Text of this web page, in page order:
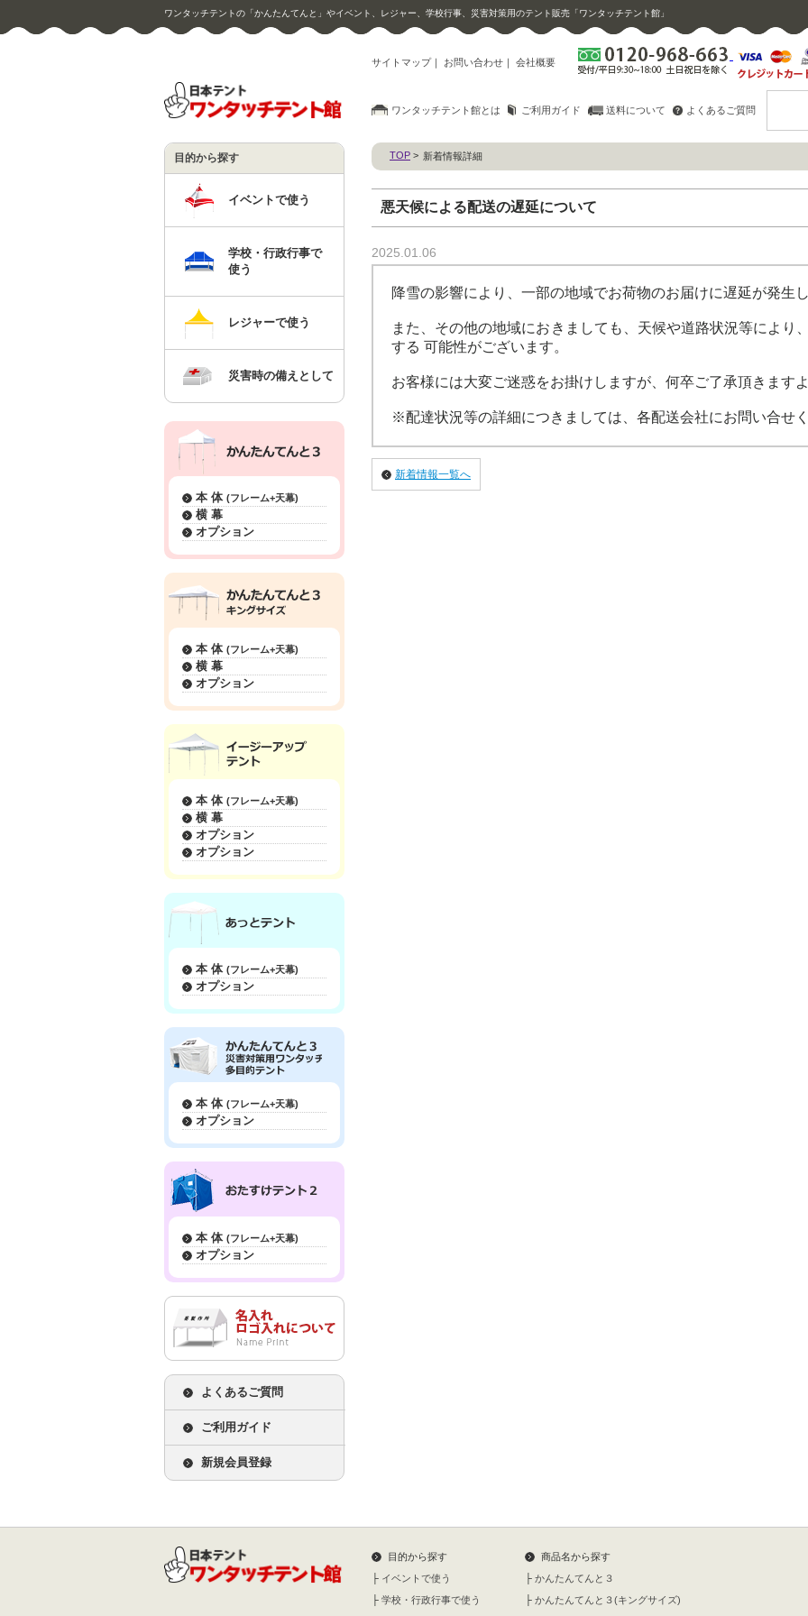
ワンタッチテントの「かんたんてんと」やイベント、レジャー、学校行事、災害対策用のテント販売「ワンタッチテント館」
サイトマップ｜ お問い合わせ ｜ 会社概要
ワンタッチテント館とは ご利用ガイド 送料について よくあるご質問
目的から探す
イベントで使う
学校・行政行事で
使う
レジャーで使う
災害時の備えとして
本 体 (フレーム+天幕)
横 幕
オプション
本 体 (フレーム+天幕)
横 幕
オプション
本 体 (フレーム+天幕)
横 幕
オプション
オプション
本 体 (フレーム+天幕)
オプション
本 体 (フレーム+天幕)
オプション
本 体 (フレーム+天幕)
オプション
よくあるご質問
ご利用ガイド
新規会員登録
TOP > 新着情報詳細
悪天候による配送の遅延について
2025.01.06
降雪の影響により、一部の地域でお荷物のお届けに遅延が発生
また、その他の地域におきましても、天候や道路状況等により
する 可能性がございます。
お客様には大変ご迷惑をお掛けしますが、何卒ご了承頂きます
※配達状況等の詳細につきましては、各配送会社にお問い合せく
新着情報一覧へ
目的から探す
├ イベントで使う
├ 学校・行政行事で使う
商品名から探す
├ かんたんてんと３
├ かんたんてんと３(キングサイズ)